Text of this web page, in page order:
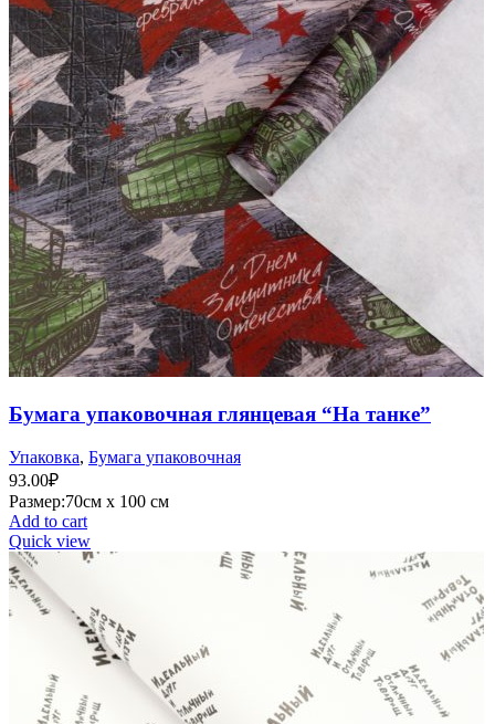
Бумага упаковочная глянцевая “На танке”
Упаковка, Бумага упаковочная
93.00₽
Размер:70см х 100 см
Add to cart
Quick view